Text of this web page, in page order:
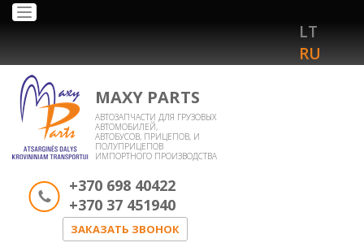
Toggle
LT
RU
MAXY PARTS
АВТОЗАПЧАСТИ ДЛЯ ГРУЗОВЫХ
АВТОМОБИЛЕЙ,
АВТОБУСОВ, ПРИЦЕПОВ, И
ПОЛУПРИЦЕПОВ
ИМПОРТНОГО ПРОИЗВОДСТВА
+370 698 40422
+370 37 451940
ЗАКАЗАТЬ ЗВОНОК